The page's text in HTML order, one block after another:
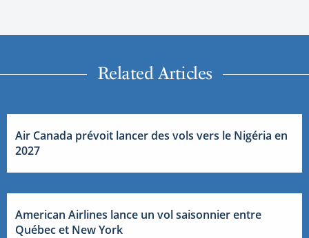
Related Articles
Air Canada prévoit lancer des vols vers le Nigéria en
2027
American Airlines lance un vol saisonnier entre
Québec et New York